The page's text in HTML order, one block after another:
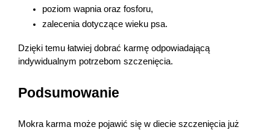
poziom wapnia oraz fosforu,
zalecenia dotyczące wieku psa.
Dzięki temu łatwiej dobrać karmę odpowiadającą
indywidualnym potrzebom szczenięcia.
Podsumowanie
Mokra karma może pojawić się w diecie szczenięcia już